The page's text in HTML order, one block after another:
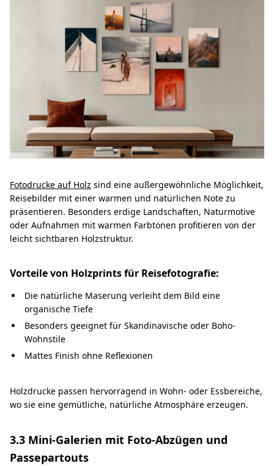
Fotodrucke auf Holz sind eine außergewöhnliche Möglichkeit,
Reisebilder mit einer warmen und natürlichen Note zu
präsentieren. Besonders erdige Landschaften, Naturmotive
oder Aufnahmen mit warmen Farbtönen profitieren von der
leicht sichtbaren Holzstruktur.
Vorteile von Holzprints für Reisefotografie:
Die natürliche Maserung verleiht dem Bild eine
organische Tiefe
Besonders geeignet für Skandinavische oder Boho-
Wohnstile
Mattes Finish ohne Reflexionen
Holzdrucke passen hervorragend in Wohn- oder Essbereiche,
wo sie eine gemütliche, natürliche Atmosphäre erzeugen.
3.3 Mini-Galerien mit Foto-Abzügen und
Passepartouts